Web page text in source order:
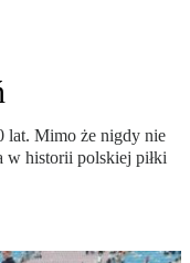
lat. Mimo że nigdy nie
w historii polskiej piłki